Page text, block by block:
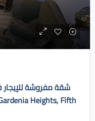
شقة مفروشة
Heights, Fifth